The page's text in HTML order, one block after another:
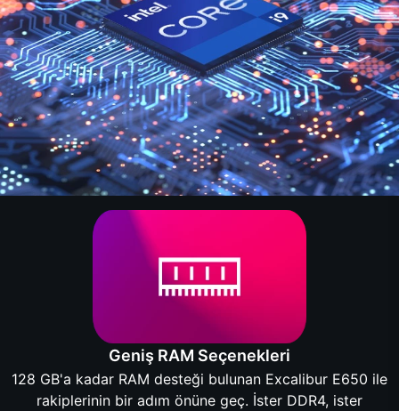
Geniş RAM Seçenekleri
128 GB'a kadar RAM desteği bulunan Excalibur E650 ile
rakiplerinin bir adım önüne geç. İster DDR4, ister